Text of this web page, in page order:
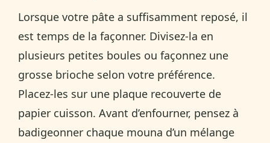
Lorsque votre pâte a suffisamment reposé, il
est temps de la façonner. Divisez-la en
plusieurs petites boules ou façonnez une
grosse brioche selon votre préférence.
Placez-les sur une plaque recouverte de
papier cuisson. Avant d’enfourner, pensez à
badigeonner chaque mouna d’un mélange